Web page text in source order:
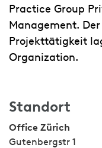
Practice Group
Management.
Projekttätigkeit
Organization.
Standort
Office Zürich
Gutenbergstr 1